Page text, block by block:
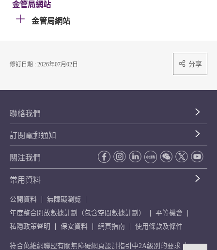
金管局網站
金管局網站
修訂日期 : 2026年07月02日 分享
聯絡我們
訂閱電郵通知
關注我們
常用資料
公開資料
無障礙瀏覽
年度整合開放數據計劃（包含空間數據計劃）
平等機會
私隱政策聲明
保安資料 網頁指南 使用條款及條件
符合萬維網聯盟有關無障礙網頁設計指引中2A級別的要求